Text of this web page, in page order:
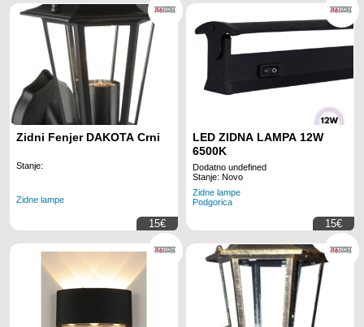
Zidni Fenjer DAKOTA Crni
Stanje:
Zidne lampe
15€
LED ZIDNA LAMPA 12W
6500K
Dodatno undefined
Stanje: Novo
Zidne lampe
Podgorica
15€